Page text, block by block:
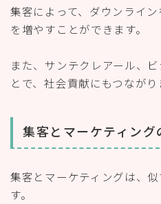
集客によって、ダウンライ
を増やすことができます。
また、サンテクレアール、
とで、社会貢献にもつながり
集客とマーケティング
集客とマーケティングは、
す。